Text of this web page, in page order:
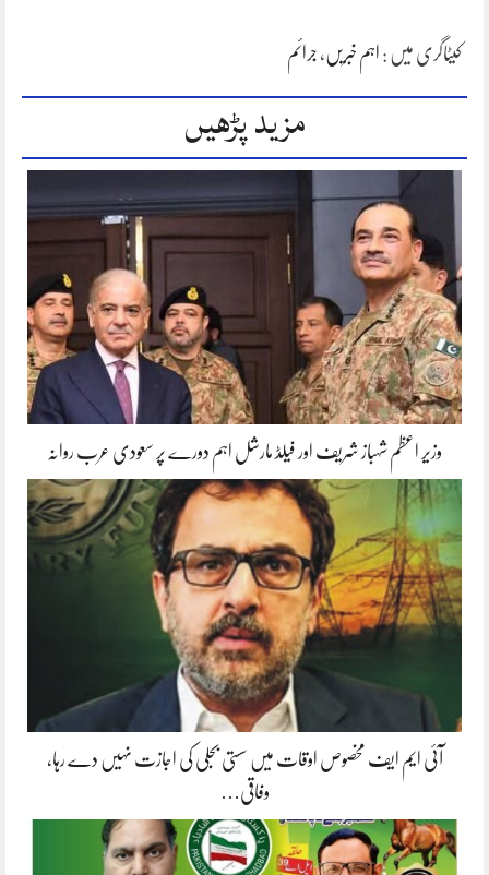
کیٹاگری میں : اہم خبریں ، جرائم
مزید پڑھیں
وزیر اعظم شہباز شریف اور فیلڈ مارشل اہم دورے پر سعودی عرب روانہ
آئی ایم ایف مخصوص اوقات میں سستی بجلی کی اجازت نہیں دے رہا،
وفاقی…